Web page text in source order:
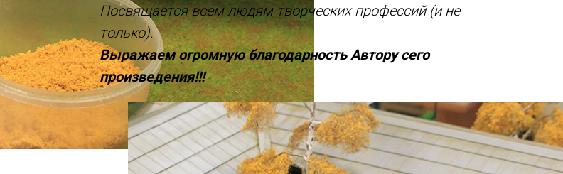
Посвящается всем людям творческих профессий (и не
только).
Выражаем огромную благодарность Автору сего
произведения!!!